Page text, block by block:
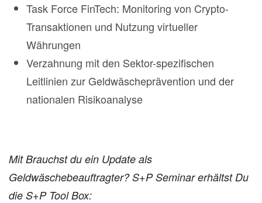
Task Force FinTech: Monitoring von Crypto-
Transaktionen und Nutzung virtueller
Währungen
Verzahnung mit den Sektor-spezifischen
Leitlinien zur Geldwäscheprävention und der
nationalen Risikoanalyse
Mit Brauchst du ein Update als
Geldwäschebeauftragter? S+P Seminar erhältst Du
die S+P Tool Box: